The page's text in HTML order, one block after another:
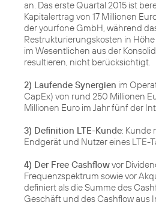
an. Das erste Quartal 2015 ist
Kapitalertrag von 17 Millionen
der yourfone GmbH, während
Restrukturierungskosten in
im Wesentlichen aus der
resultieren, nicht berücksichtigt.
2) Laufende Synergien im
CapEx) von rund 250 Millionen
Millionen Euro im Jahr fünf der
3) Definition LTE-Kunde: Kunde
Endgerät und Nutzer eines LTE-
4) Der Free Cashflowvor
Frequenzspektrum sowie vor
definiert als die Summe des
Geschäft und des Cashflow aus